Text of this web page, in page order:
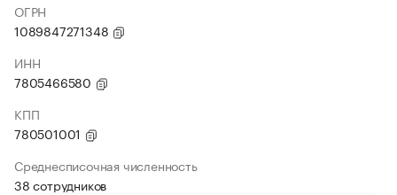
ОГРН
1089847271348
ИНН
7805466580
КПП
780501001
Среднесписочная численность
38 сотрудников